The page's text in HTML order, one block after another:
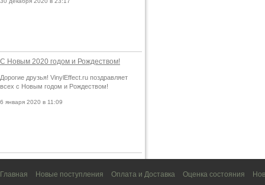
С Новым 2020 годом и Рождеством!
Дорогие друзья! VinylEffect.ru поздравляет
всех с Новым годом и Рождеством!
6 января 2020 в 11:09
Главная Новые поступления Оплата и Доставка Оценка состояния